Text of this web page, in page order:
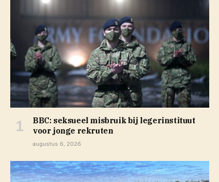
BBC: seksueel misbruik bij legerinstituut
voor jonge rekruten
augustus 6, 2026